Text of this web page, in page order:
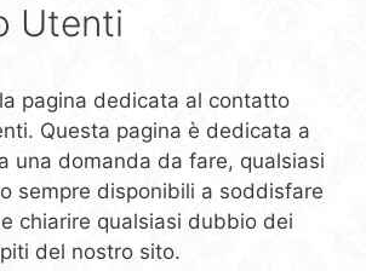
Utenti
pagina dedicata al contatto
Questa pagina è dedicata a
una domanda da fare, qualsiasi
sempre disponibili a soddisfare
chiarire qualsiasi dubbio dei
del nostro sito.